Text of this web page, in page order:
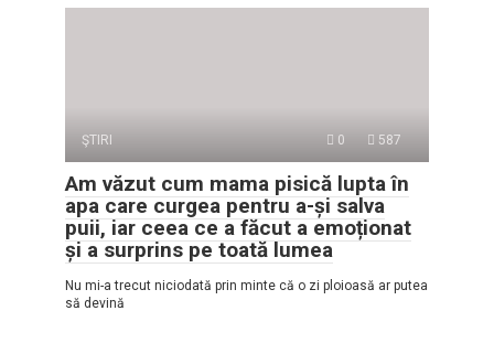
ŞTIRI 0 587
Am văzut cum mama pisică lupta în
apa care curgea pentru a-și salva
puii, iar ceea ce a făcut a emoționat
și a surprins pe toată lumea
Nu mi-a trecut niciodată prin minte că o zi ploioasă ar putea
să devină